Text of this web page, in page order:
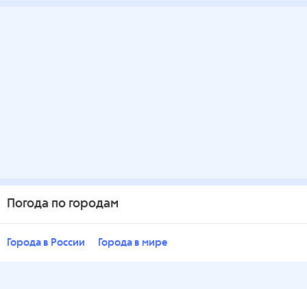
Погода по городам
Города в России Города в мире